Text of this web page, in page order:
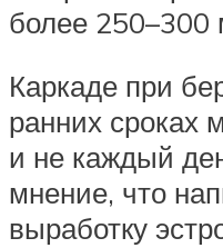
более 250–300
Каркаде при
ранних сроках
и не каждый
мнение, что
выработку